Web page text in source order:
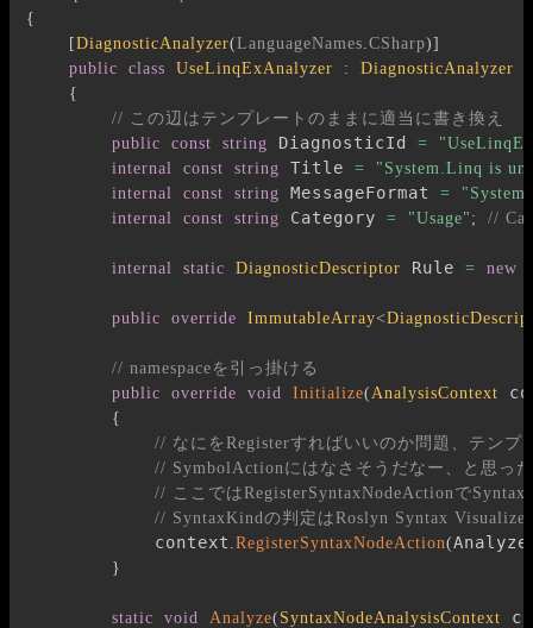
{
[DiagnosticAnalyzer(LanguageNames CSharp)]
public
class UseLinqExAnalyzer :
DiagnosticAnalyzer
{
// この辺はテンプレートのままに適当に書き換え
public
const string DiagnosticId =
internal
const string Title =
"System.Linq is
internal
const string MessageFormat =
internal
const string Category = "Usage" ; //
internal static DiagnosticDescriptor Rule = new
public override ImmutableArray<
// namespaceを引っ掛ける
public
override void Initialize( AnalysisContext
{
// なにをRegisterすればいいのか問題、テンプ
// SymbolActionにはなさそうだなー、と思っ
// ここではRegisterSyntaxNodeActionで
// SyntaxKindの判定はRoslyn Syntax
            context
RegisterSyntaxNodeAction(Analyze
}
static void Analyze( SyntaxNodeAnalysisContext